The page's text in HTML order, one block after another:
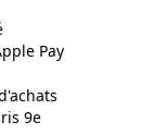
Pay
9e